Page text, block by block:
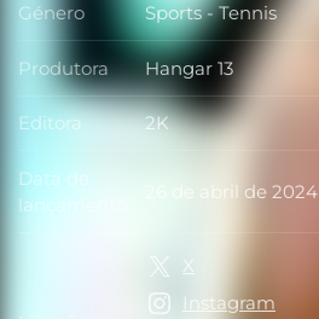
Género Género
Sports - Tennis
Produtora Produtora
Hangar 13
Editora Editora
2K
Data de
lançamento
Data de lançamento
26 de abril de 2024
X
Instagram